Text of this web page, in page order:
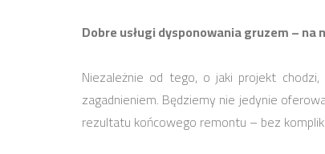
Dobre usługi dysponowania gruzem – na
Niezależnie od tego, o jaki projekt
zagadnieniem. Będziemy nie jedynie
rezultatu końcowego remontu – bez